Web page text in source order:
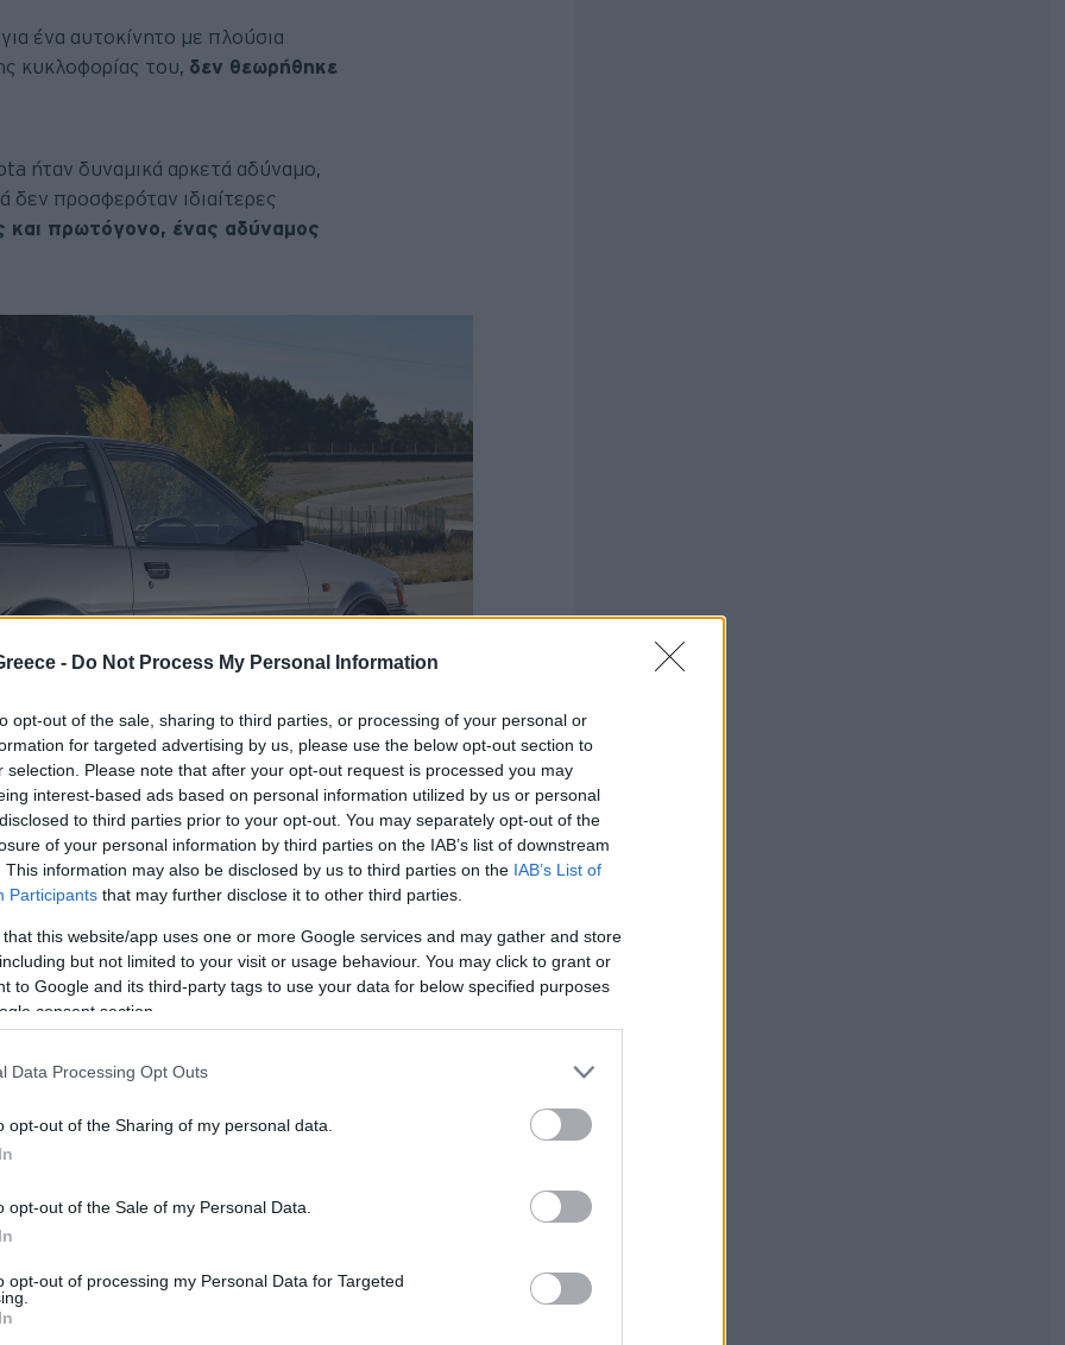
- Do Not Process My Personal Information
opt-out of the sale, sharing to third parties, or processing of your personal or
for targeted advertising by us, please use the below opt-out section to
selection. Please note that after your opt-out request is processed you may
interest-based ads based on personal information utilized by us or personal
to third parties prior to your opt-out. You may separately opt-out of the
of your personal information by third parties on the IAB’s list of downstream
This information may also be disclosed by us to third parties on the IAB’s List of
Participants that may further disclose it to other third parties.
that this website/app uses one or more Google services and may gather and store
but not limited to your visit or usage behaviour. You may click to grant or
to Google and its third-party tags to use your data for below specified purposes
consent section.
Data Processing Opt Outs
opt-out of the Sharing of my personal data.
opt-out of the Sale of my Personal Data.
opt-out of processing my Personal Data for Targeted
ένα αυτοκίνητο με πλούσια
κυκλοφορίας του, δεν θεωρήθηκε
ήταν δυναμικά αρκετά αδύναμο,
προσφερόταν ιδιαίτερες
και πρωτόγονο, ένας αδύναμος
Εκτός από το ότι
για τα σπορ κουπέ Corolla
hatchback και του sedan.
Toyota Supra που
30 χρόνια μετά
όνομά του, AE86,